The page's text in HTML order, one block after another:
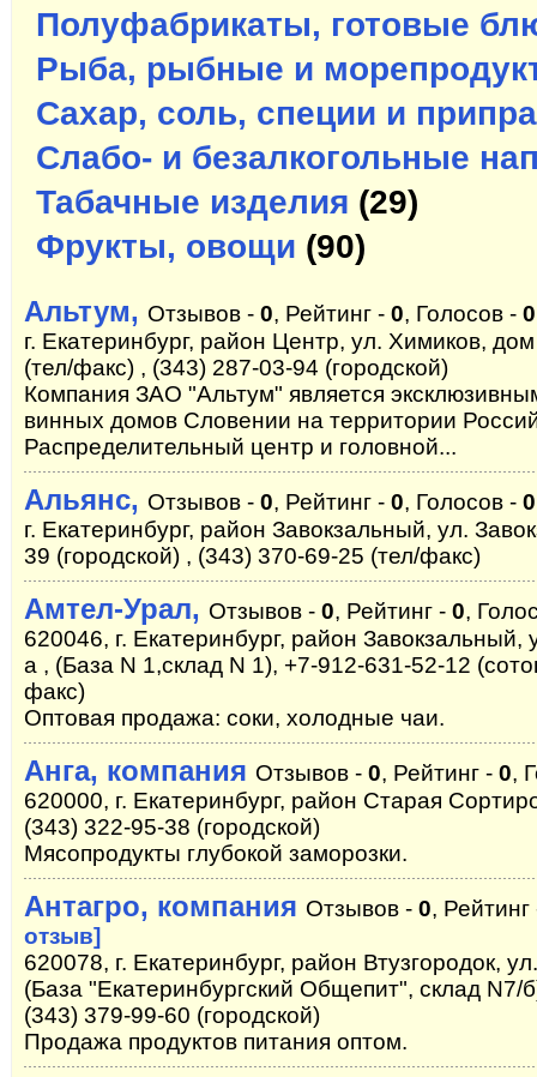
Полуфабрикаты, готовые
Рыба, рыбные и
Сахар, соль, специи и
Слабо- и безалкогольные
Табачные изделия (29)
Фрукты, овощи (90)
Альтум, Отзывов - 0, Рейтинг - 0, Голосов - 0
г. Екатеринбург, район Центр, ул. Химиков,
(тел/факс) , (343) 287-03-94 (городской)
Компания ЗАО "Альтум" является
винных домов Словении на территории
Распределительный центр и головной...
Альянс, Отзывов - 0, Рейтинг - 0, Голосов - 0
г. Екатеринбург, район Завокзальный, ул.
39 (городской) , (343) 370-69-25 (тел/факс)
Амтел-Урал, Отзывов - 0, Рейтинг - 0,
620046, г. Екатеринбург, район Завокзальный,
а , (База N 1,склад N 1), +7-912-631-52-12
факс)
Оптовая продажа: соки, холодные чаи.
Анга, компания Отзывов - 0, Рейтинг - 0,
620000, г. Екатеринбург, район Старая
(343) 322-95-38 (городской)
Мясопродукты глубокой заморозки.
Антагро, компания Отзывов - 0,
отзыв]
620078, г. Екатеринбург, район Втузгородок,
(База "Екатеринбургский Общепит", склад N7/
(343) 379-99-60 (городской)
Продажа продуктов питания оптом.